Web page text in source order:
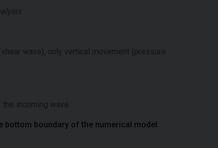
wave), only vertical movement (pressure
incoming wave.
bottom boundary of the numerical model